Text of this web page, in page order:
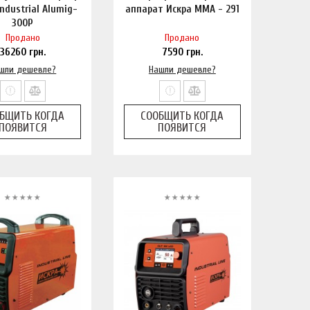
Alumig-
300P
Продано
36260грн.
дешевле?
КОГДА
аппарат Искра ММА - 291
Продано
7590грн.
Нашли дешевле?
СООБЩИТЬ КОГДА
ПОЯВИТСЯ